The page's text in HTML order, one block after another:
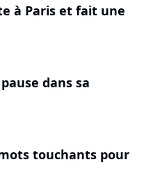
à Paris et fait une
dans sa
touchants pour